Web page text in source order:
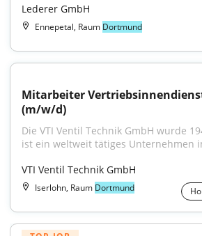
Lederer GmbH
Ennepetal, Raum Dortmund
Mitarbeiter
(m/w/d)
Die VTI Ventil Technik GmbH wurde
ist ein weltweit tätiges Unternehmen
VTI Ventil Technik GmbH
Iserlohn, Raum Dortmund